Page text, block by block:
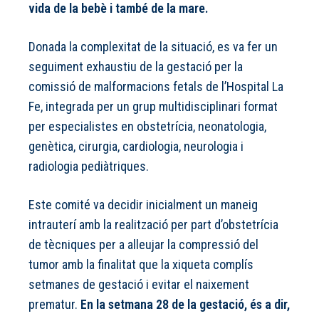
vida de la bebè i també de la mare.
Donada la complexitat de la situació, es va fer un
seguiment exhaustiu de la gestació per la
comissió de malformacions fetals de l’Hospital La
Fe, integrada per un grup multidisciplinari format
per especialistes en obstetrícia, neonatologia,
genètica, cirurgia, cardiologia, neurologia i
radiologia pediàtriques.
Este comité va decidir inicialment un maneig
intrauterí amb la realització per part d’obstetrícia
de tècniques per a alleujar la compressió del
tumor amb la finalitat que la xiqueta complís
setmanes de gestació i evitar el naixement
prematur. En la setmana 28 de la gestació, és a dir,